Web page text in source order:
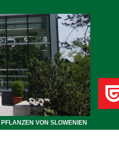
PFLANZEN VON SLOWENIEN